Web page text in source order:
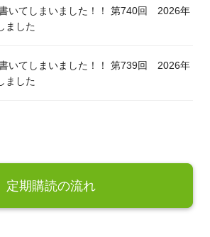
書いてしまいました！！ 第740回 2026年
ました
書いてしまいました！！ 第739回 2026年
ました
定期購読の流れ